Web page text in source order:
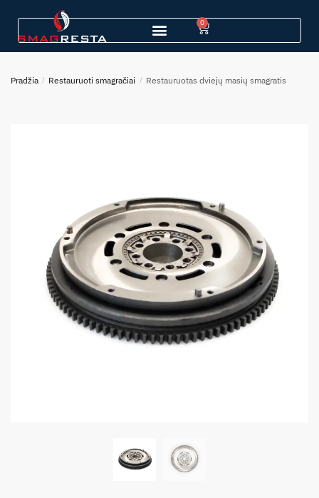
0
Pradžia / Restauruoti smagračiai / Restauruotas dviejų masių smagratis